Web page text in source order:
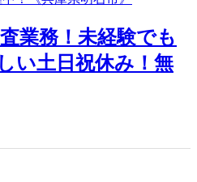
業務！未経験でも
い土日祝休み！無